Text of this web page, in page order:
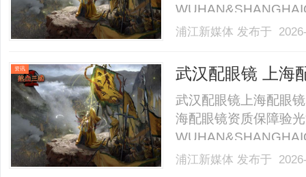
业验光配镜的写字楼
40%-60%优惠，兼顾
浦江新媒体 发布于
资讯 武汉配眼镜 上海
武汉配眼镜上海配眼
海配眼镜资质保障验
业验光配镜的写字楼
浦江新媒体 发布于